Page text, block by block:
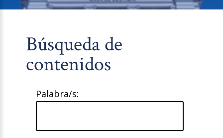
Búsqueda de
contenidos
Palabra/s: